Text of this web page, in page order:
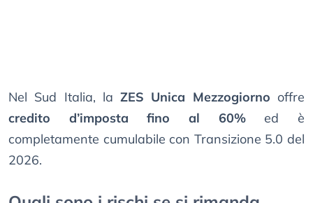
Nel Sud Italia, laZES Unica Mezzogiorno offre
credito d’imposta fino al 60%ed è
completamente cumulabile con Transizione 5.0 del
2026.